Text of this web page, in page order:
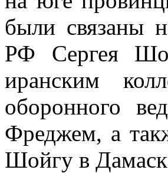
были связаны
РФ Сергея
иранским
оборонного
Фреджем, а
Шойгу в